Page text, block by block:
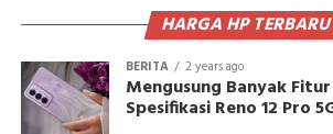
HARGA HP TERBARU
BERITA 2 years ago
Mengusung Banyak
Spesifikasi Reno 12 Pro